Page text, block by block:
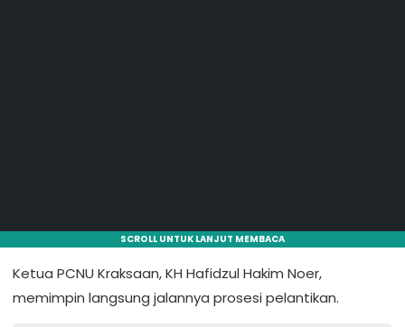
SCROLL UNTUK LANJUT MEMBACA
Ketua PCNU Kraksaan, KH Hafidzul Hakim Noer,
memimpin langsung jalannya prosesi pelantikan.